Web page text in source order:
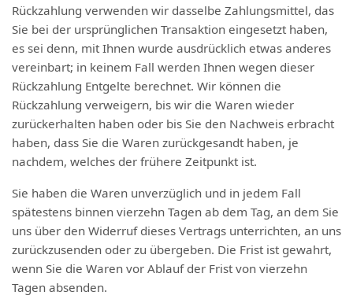
Rückzahlung verwenden wir dasselbe Zahlungsmittel, das
Sie bei der ursprünglichen Transaktion eingesetzt haben,
es sei denn, mit Ihnen wurde ausdrücklich etwas anderes
vereinbart; in keinem Fall werden Ihnen wegen dieser
Rückzahlung Entgelte berechnet. Wir können die
Rückzahlung verweigern, bis wir die Waren wieder
zurückerhalten haben oder bis Sie den Nachweis erbracht
haben, dass Sie die Waren zurückgesandt haben, je
nachdem, welches der frühere Zeitpunkt ist.
Sie haben die Waren unverzüglich und in jedem Fall
spätestens binnen vierzehn Tagen ab dem Tag, an dem Sie
uns über den Widerruf dieses Vertrags unterrichten, an uns
zurückzusenden oder zu übergeben. Die Frist ist gewahrt,
wenn Sie die Waren vor Ablauf der Frist von vierzehn
Tagen absenden.